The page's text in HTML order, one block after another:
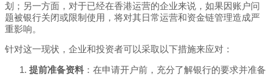
划；另一方面，对于已经在香港运营的企业来说，如果因账户问
题被银行关闭或限制使用，将对其日常运营和资金链管理造成严
重影响。
针对这一现状，企业和投资者可以采取以下措施来应对：
提前准备资料 ：在申请开户前，充分了解银行的要求并准备